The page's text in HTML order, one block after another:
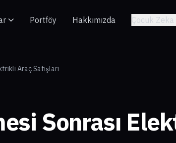
Portföy Hakkımızda Çocuk Zeka
Araç Satışları
Sonrası